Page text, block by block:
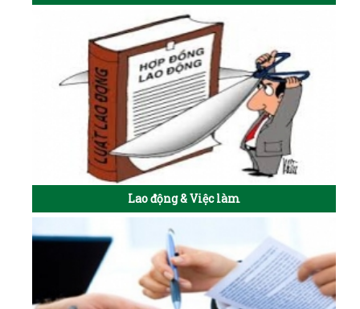
Lao động & Việc làm